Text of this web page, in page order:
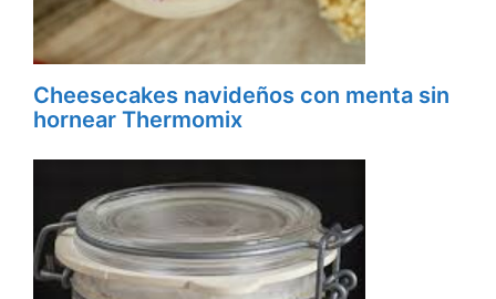
Cheesecakes navideños con menta sin
hornear Thermomix